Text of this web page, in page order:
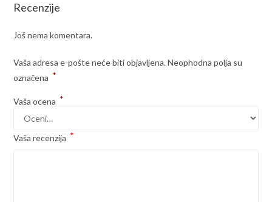
Recenzije
Još nema komentara.
Vaša adresa e-pošte neće biti objavljena. Neophodna polja su
označena *
Vaša ocena *
Vaša recenzija *